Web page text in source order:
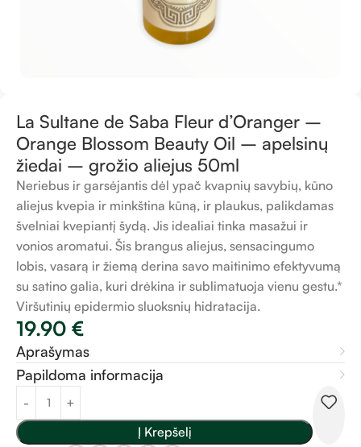
La Sultane de Saba Fleur d’Oranger –
Orange Blossom Beauty Oil – apelsinų
žiedai – grožio aliejus 50ml
Neriebus ir garsėjantis dėl ypač kvapnių savybių, kūno
aliejus kvepia ir minkština kūną, ir plaukus, palikdamas
švelniai kvepiantį šydą. Jis idealiai tinka masažui ir
vonios aromatui. Šis brangus aliejus, sensacingumo
lobis, vasarą ir žiemą derina savo maitinimo efektyvumą
su satino galia, kuri drėkina ir sublimatuoja vienu gestu.*
Viršutinių epidermio sluoksnių hidratacija.
19.90 €
Aprašymas
Papildoma informacija
Į Krepšelį